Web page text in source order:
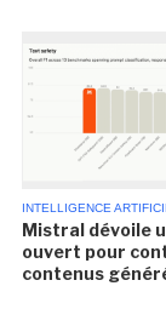
INTELLIGENCE
Mistral dévoile
ouvert pour
contenus